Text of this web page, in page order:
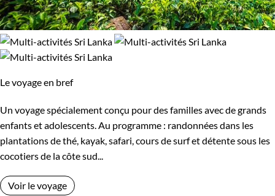
Le voyage en bref
Un voyage spécialement conçu pour des familles avec de grands
enfants et adolescents. Au programme : randonnées dans les
plantations de thé, kayak, safari, cours de surf et détente sous les
cocotiers de la côte sud...
Voir le voyage